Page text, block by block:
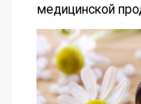
медицинской